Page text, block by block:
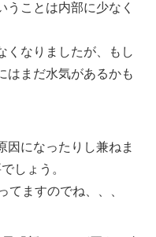
うことは内部に少なく
くなりましたが、もし
はまだ水気があるかも
因になったりし兼ねま
しょう。
てますのでね、、、